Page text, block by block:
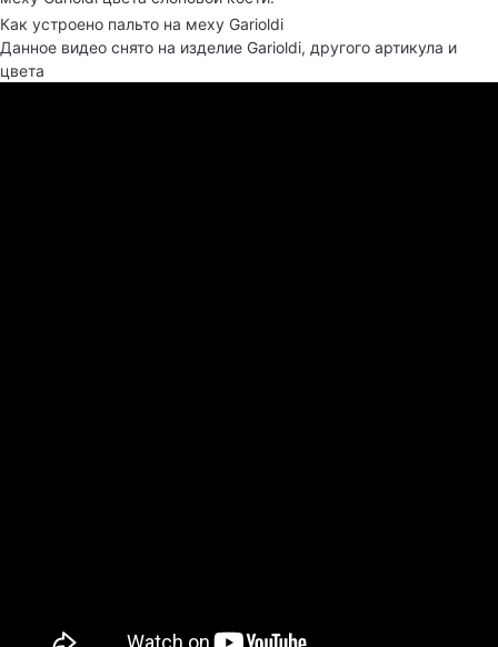
Как устроено пальто на меху Garioldi
Данное видео снято на изделие Garioldi, другого артикула и
цвета